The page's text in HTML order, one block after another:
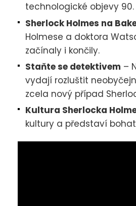
technologické objevy
Sherlock Holmes na
Holmese a doktora
začínaly i končily.
Staňte se detektivem –
vydají rozluštit
zcela nový případ
Kultura Sherlocka
kultury a představí